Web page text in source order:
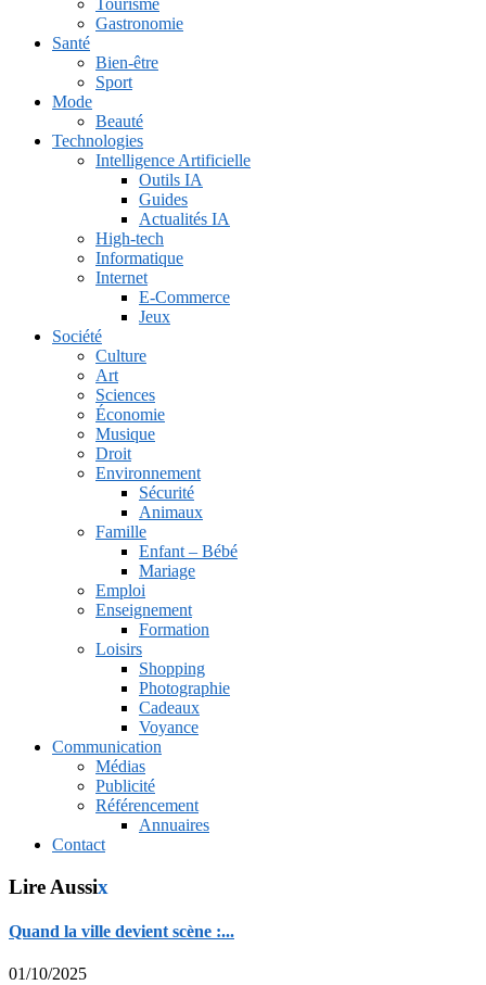
Gastronomie
Santé
Bien-être
Sport
Mode
Beauté
Technologies
Intelligence Artificielle
Outils IA
Guides
Actualités IA
High-tech
Informatique
Internet
E-Commerce
Jeux
Société
Culture
Art
Sciences
Économie
Musique
Droit
Environnement
Sécurité
Animaux
Famille
Enfant – Bébé
Mariage
Emploi
Enseignement
Formation
Loisirs
Shopping
Photographie
Cadeaux
Voyance
Communication
Médias
Publicité
Référencement
Annuaires
Contact
Lire Aussix
Quand la ville devient scène :...
01/10/2025